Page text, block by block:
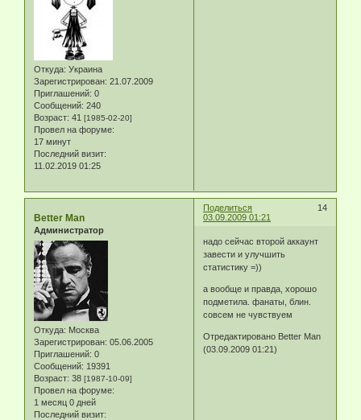
Откуда: Украина
Зарегистрирован: 21.07.2009
Приглашений: 0
Сообщений: 240
Возраст: 41 [1985-02-20]
Провел на форуме:
17 минут
Последний визит:
11.02.2019 01:25
Поделиться
14
03.09.2009 01:21
Better Man
Администратор
Откуда: Москва
Зарегистрирован: 05.06.2005
Приглашений: 0
Сообщений: 19391
Возраст: 38 [1987-10-09]
Провел на форуме:
1 месяц 0 дней
Последний визит:
надо сейчас второй аккаунт
завести и улучшить
статистику =))
а вообще и правда, хорошо
подметила. фанаты, блин.
совсем не чувствуем
Отредактировано Better Man
(03.09.2009 01:21)